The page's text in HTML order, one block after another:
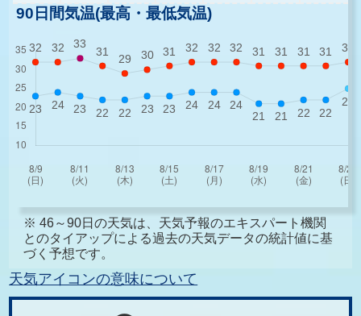
90日間気温(最高・最低気温)
※ 46～90日の天気は、天気予報のエキスパート機関
とのタイアップによる過去の天気データの統計値に基
づく予想です。
天気アイコンの意味について